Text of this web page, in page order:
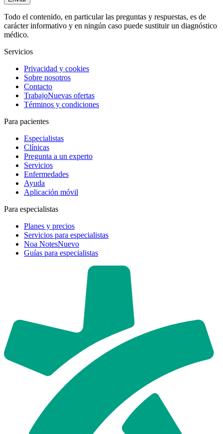
Todo el contenido, en particular las preguntas y respuestas, es de
carácter informativo y en ningún caso puede sustituir un diagnóstico
médico.
Servicios
Privacidad y cookies
Sobre nosotros
Contacto
TrabajoNuevas ofertas
Términos y condiciones
Para pacientes
Especialistas
Clínicas
Pregunta a un experto
Servicios
Enfermedades
Ayuda
Aplicación móvil
Para especialistas
Planes y precios
Servicios para especialistas
Noa NotesNuevo
Guías para especialistas